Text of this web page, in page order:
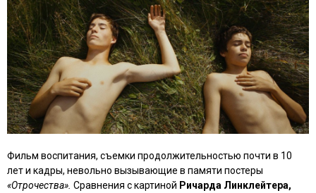
Фильм воспитания, съемки продолжительностью почти в 10
лет и кадры, невольно вызывающие в памяти постеры
«Отрочества». Сравнения с картиной Ричарда Линклейтера,